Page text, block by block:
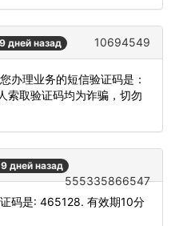
дней назад 10694549
办理业务的短信验证码是：
索取验证码均为诈骗，切勿
дней назад
555335866547
证码是: 465128. 有效期10分